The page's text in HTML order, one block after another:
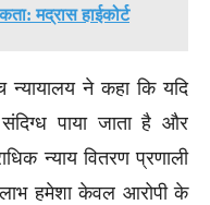
मद्रास हाईकोर्ट
न्यायालय ने कहा कि यदि
पाया जाता है और
न्याय वितरण प्रणाली
हमेशा केवल आरोपी के